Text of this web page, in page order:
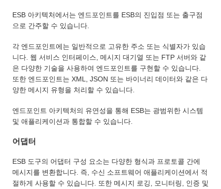
ESB 아키텍처에서는 엔드포인트를 ESB의 진입점 또는 출구점
으로 간주할 수 있습니다.
각 엔드포인트에는 일반적으로 고유한 주소 또는 식별자가 있습
니다. 웹 서비스 인터페이스, 메시지 대기열 또는 FTP 서버와 같
은 다양한 기술을 사용하여 엔드포인트를 구현할 수 있습니다.
또한 엔드포인트는 XML, JSON 또는 바이너리 데이터와 같은 다
양한 메시지 유형을 처리할 수 있습니다.
엔드포인트 아키텍처의 유연성을 통해 ESB는 광범위한 시스템
및 애플리케이션과 통합할 수 있습니다.
어댑터
ESB 도구의 어댑터 구성 요소는 다양한 형식과 프로토콜 간에
메시지를 변환합니다. 즉, 수신 소프트웨어 애플리케이션에서 적
절하게 사용할 수 있습니다. 또한 메시지 로깅, 모니터링, 인증 및